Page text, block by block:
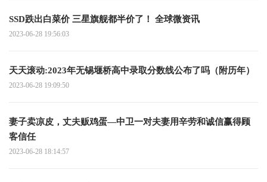
SSD跌出白菜价 三星旗舰都半价了！ 全球微资讯
2023-06-28 19:56:03
天天滚动:2023年无锡堰桥高中录取分数线公布了吗（附历年）
2023-06-28 19:09:50
妻子卖凉皮，丈夫贩鸡蛋—中卫一对夫妻用辛劳和诚信赢得顾
客信任
2023-06-28 18:14:57